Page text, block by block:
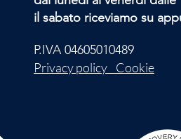
il sabato riceviamo su
P.IVA 04605010489
Privacy policy Cookie